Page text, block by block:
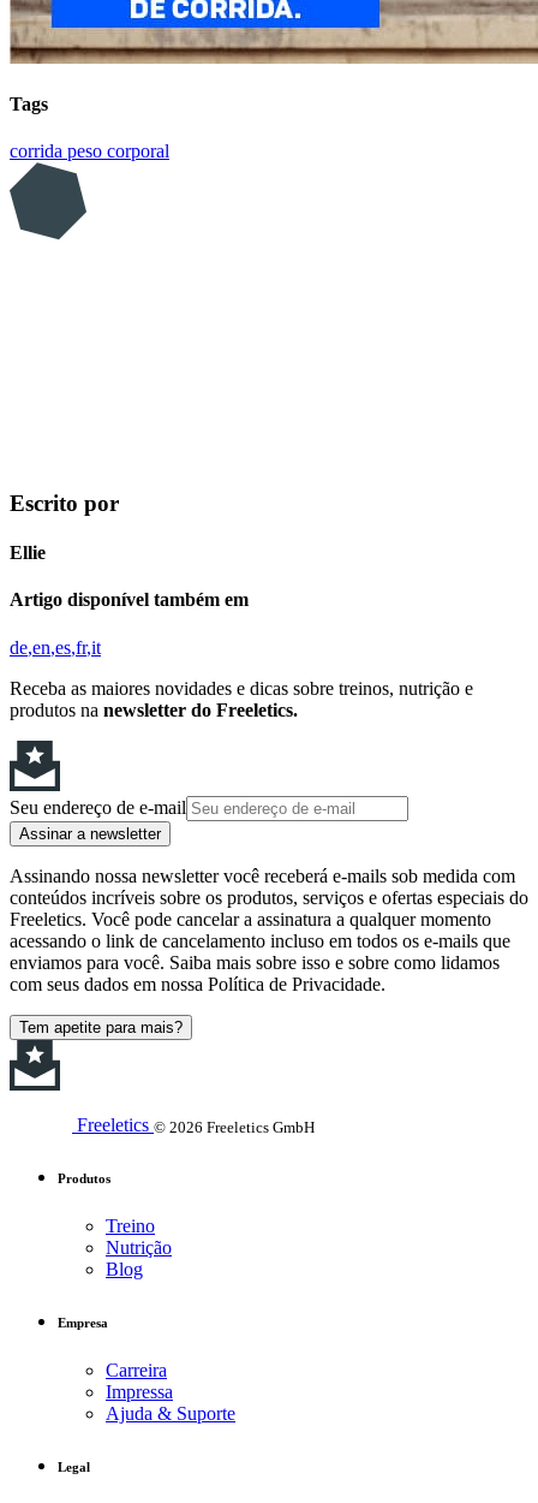
Tags
corrida peso corporal
Escrito por
Ellie
Artigo disponível também em
de en es fr it
Receba as maiores novidades e dicas sobre treinos, nutrição e
produtos na newsletter do Freeletics.
Seu endereço de e-mail
Assinar a newsletter
Assinando nossa newsletter você receberá e-mails sob medida com
conteúdos incríveis sobre os produtos, serviços e ofertas especiais do
Freeletics. Você pode cancelar a assinatura a qualquer momento
acessando o link de cancelamento incluso em todos os e-mails que
enviamos para você. Saiba mais sobre isso e sobre como lidamos
com seus dados em nossa Política de Privacidade.
Tem apetite para mais?
Freeletics © 2026 Freeletics GmbH
Produtos
Treino
Nutrição
Blog
Empresa
Carreira
Impressa
Ajuda & Suporte
Legal